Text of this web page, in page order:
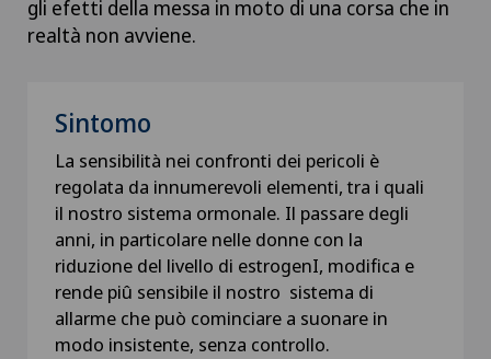
gli efetti della messa in moto di una corsa che in
realtà non avviene.
Sintomo
La sensibilità nei confronti dei pericoli è
regolata da innumerevoli elementi, tra i quali
il nostro sistema ormonale. Il passare degli
anni, in particolare nelle donne con la
riduzione del livello di estrogenI, modifica e
rende piû sensibile il nostro sistema di
allarme che può cominciare a suonare in
modo insistente, senza controllo.